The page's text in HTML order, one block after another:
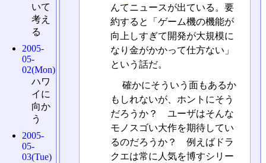
んてニュースが出ている。要
約すると「ゲーム機の機能が
向上しすぎて開発が大規模に
なり金がかかって仕方ない」
という話だ。
確かにそういう面もあるか
もしれないが、ホントにそう
だろうか？ ユーザはそんな
モノスゴい大作を期待してい
るのだろうか？ 例えばドラ
クエは常に人気を博すシリー
いて
考え
る
2005-
05-
02(Mon)
ハワ
イに
向か
う
2005-
05-
03(Tue)